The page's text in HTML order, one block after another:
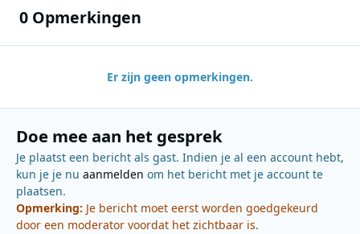
0 Opmerkingen
Er zijn geen opmerkingen.
Doe mee aan het gesprek
Je plaatst een bericht als gast. Indien je al een account hebt,
kun je je nu aanmelden om het bericht met je account te
plaatsen.
Opmerking: Je bericht moet eerst worden goedgekeurd
door een moderator voordat het zichtbaar is.